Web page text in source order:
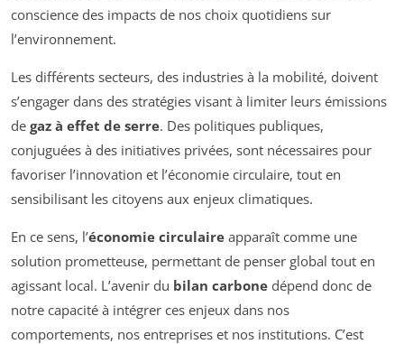
conscience des impacts de nos choix quotidiens sur
l’environnement.
Les différents secteurs, des industries à la mobilité, doivent
s’engager dans des stratégies visant à limiter leurs émissions
de gaz à effet de serre. Des politiques publiques,
conjuguées à des initiatives privées, sont nécessaires pour
favoriser l’innovation et l’économie circulaire, tout en
sensibilisant les citoyens aux enjeux climatiques.
En ce sens, l’économie circulaire apparaît comme une
solution prometteuse, permettant de penser global tout en
agissant local. L’avenir du bilan carbone dépend donc de
notre capacité à intégrer ces enjeux dans nos
comportements, nos entreprises et nos institutions. C’est